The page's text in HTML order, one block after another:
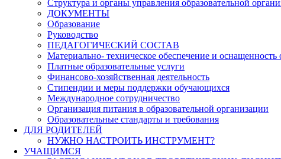
Структура и органы управления образовательной
ДОКУМЕНТЫ
Образование
Руководство
ПЕДАГОГИЧЕСКИЙ СОСТАВ
Материально- техническое обеспечение и оснащенность
Платные образовательные услуги
Финансово-хозяйственная деятельность
Стипендии и меры поддержки обучающихся
Международное сотрудничество
Организация питания в образовательной организации
Образовательные стандарты и требования
ДЛЯ РОДИТЕЛЕЙ
НУЖНО НАСТРОИТЬ ИНСТРУМЕНТ?
УЧАЩИМСЯ